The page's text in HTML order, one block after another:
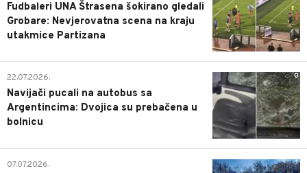
Fudbaleri UNA Štrasena šokirano gledali
Grobare: Nevjerovatna scena na kraju
utakmice Partizana
0
22.07.2026.
Navijači pucali na autobus sa
Argentincima: Dvojica su prebačena u
bolnicu
1
07.07.2026.